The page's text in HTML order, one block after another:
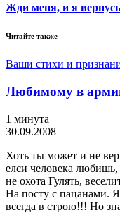
Жди меня, и я
Читайте также
Ваши стихи и
Любимому в
1 минута
30.09.2008
Хоть ты может и не
елси человека
не охота Гулять,
На посту с пацанами.
всегда в строю!!! Но